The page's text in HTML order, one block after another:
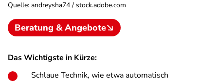
Quelle: andreysha74 / stock.adobe.com
Beratung & Angebote
Das Wichtigste in Kürze:
Schlaue Technik, wie etwa automatisch